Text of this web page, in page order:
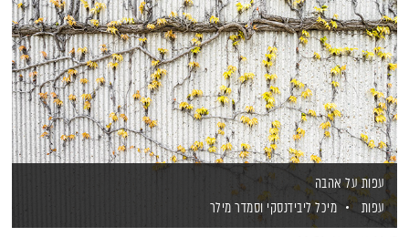
עפות על אהבה
עפות
מיכל ליבידנסקי וסמדר מילר